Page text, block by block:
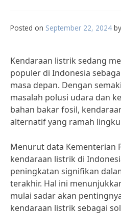
Posted on September 22, 2024 by
Kendaraan listrik sedang
populer di Indonesia
masa depan. Dengan
masalah polusi udara dan
bahan bakar fosil,
alternatif yang ramah
Menurut data Kementerian
kendaraan listrik di
peningkatan signifikan
terakhir. Hal ini
mulai sadar akan
kendaraan listrik sebagai